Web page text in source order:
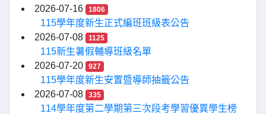
2026-07-16 1806
115學年度新生正式編班班級表公告
2026-07-08
1125
115新生暑假輔導班級名單
2026-07-20
927
115學年度新生安置暨導師抽籤公告
2026-07-08
335
114學年度第二學期第三次段考學習優異學生榜